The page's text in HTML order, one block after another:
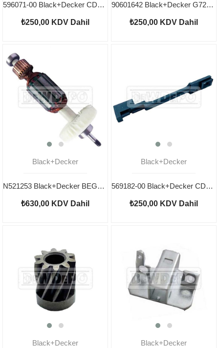
596071-00 Black+Decker CD115 Kömür
₺250,00 KDV Dahil
90601642 Black+Decker G720 Motor Kömürü
₺250,00 KDV Dahil
Black+Decker
N521253 Black+Decker BEG110 Endüvi
₺630,00 KDV Dahil
Black+Decker
569182-00 Black+Decker CD115 Bağlantı Kolu
₺250,00 KDV Dahil
Black+Decker Black+Decker